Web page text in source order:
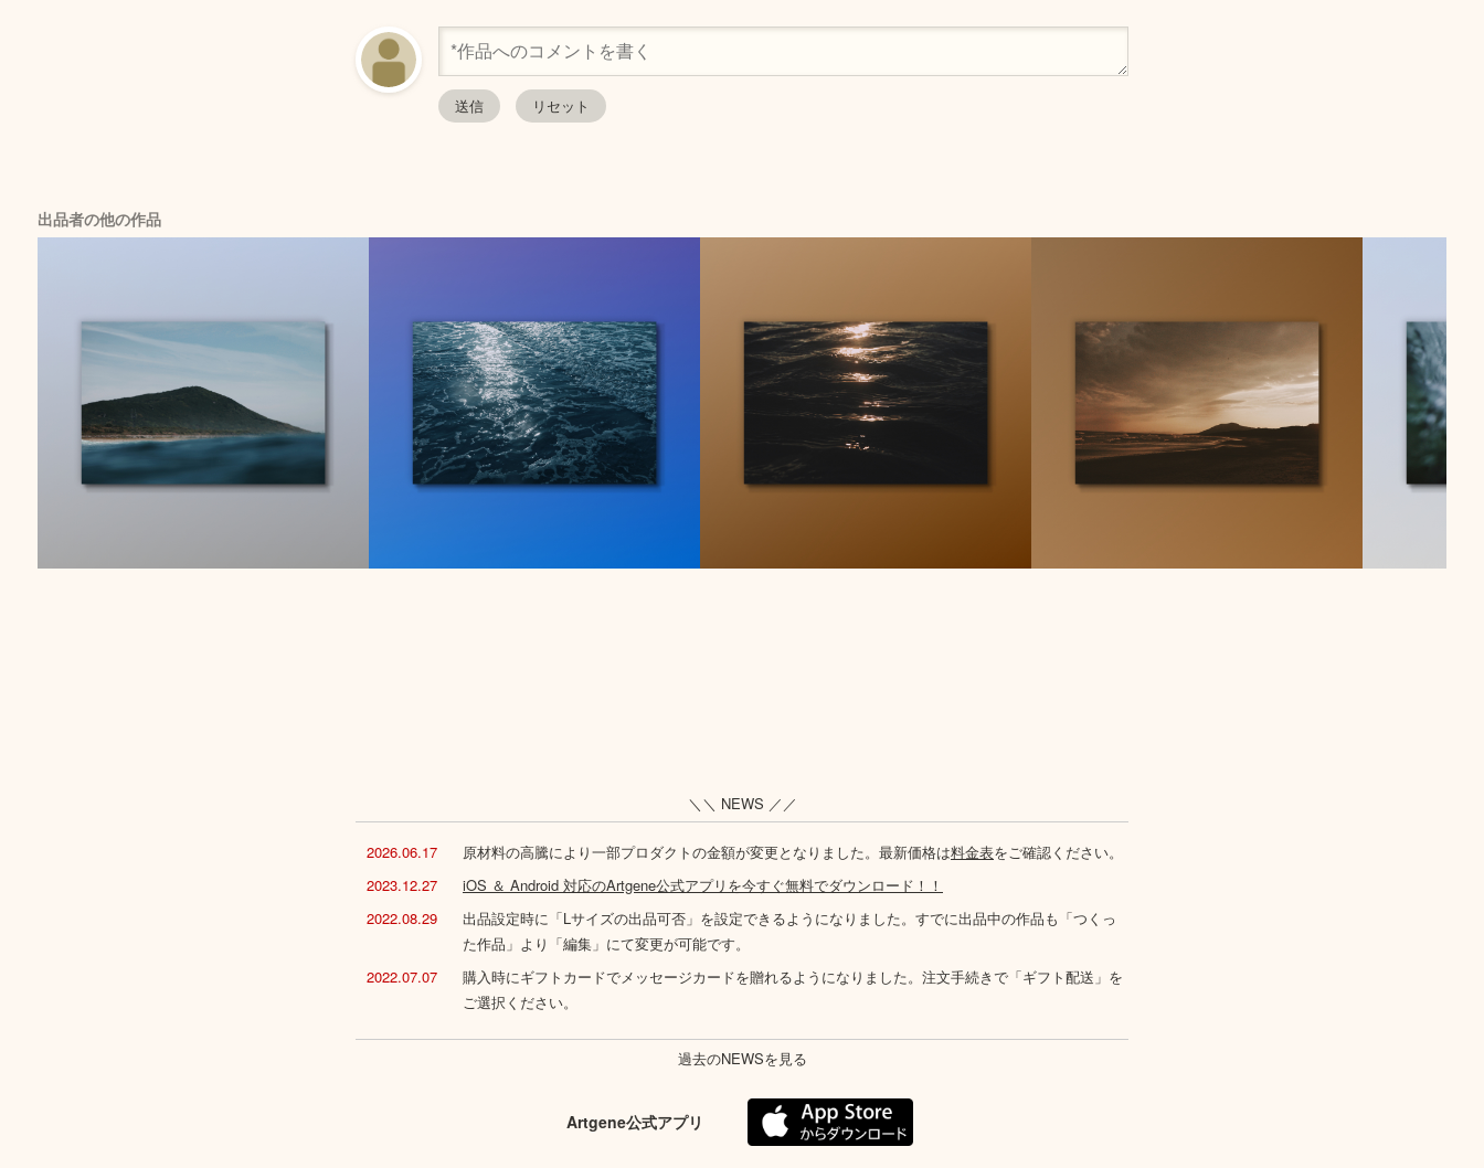
出品者の他の作品
＼＼ NEWS ／／
2026.06.17 原材料の高騰により一部プロダクトの金額が変更となりました。最新価格は料金表をご確認ください。
2023.12.27
iOS ＆ Android 対応のArtgene公式アプリを今すぐ無料でダウンロード！！
2022.08.29
出品設定時に「Lサイズの出品可否」を設定できるようになりました。すでに出品中の作品も「つくっ
た作品」より「編集」にて変更が可能です。
2022.07.07
購入時にギフトカードでメッセージカードを贈れるようになりました。注文手続きで「ギフト配送」を
ご選択ください。
過去のNEWSを見る
Artgene公式アプリ